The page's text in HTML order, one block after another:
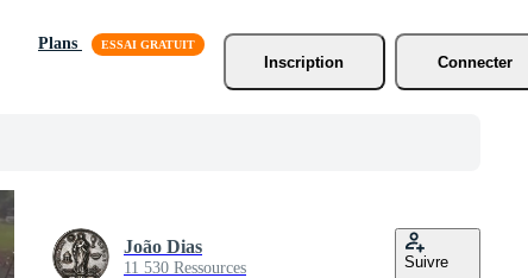
Plans
Inscription
Connecter
João Dias
11 530 Ressources Suivre